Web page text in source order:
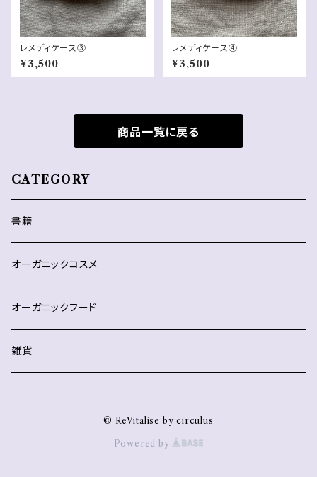
レメディケース③
¥3,500
レメディケース④
¥3,500
商品一覧に戻る
CATEGORY
書籍
オーガニックコスメ
オーガニックフード
雑貨
© ReVitalise by circulus
Powered by